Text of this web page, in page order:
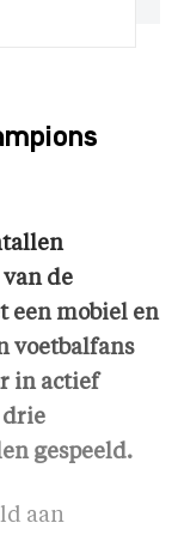
van de
een mobiel en
voetbalfans
in actief
drie
gespeeld.
aan